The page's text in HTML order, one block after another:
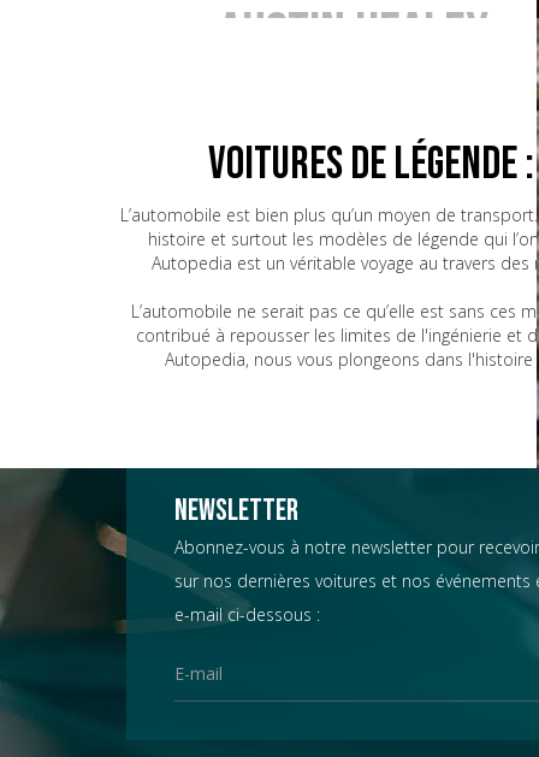
Austin Healey
BMW
Bugatti
CG
Chevrolet
Chrysler
Citroën
Voitures de
L’automobile est bien plus qu’un moyen de
histoire et surtout les modèles de légende qui
Autopedia est un véritable voyage au travers
L’automobile ne serait pas ce qu’elle est sans
contribué à repousser les limites de l'ingénierie et
Autopedia, nous vous plongeons dans
Newsletter
Abonnez-vous à notre newsletter pour
sur nos dernières voitures et nos événements
e-mail ci-dessous :